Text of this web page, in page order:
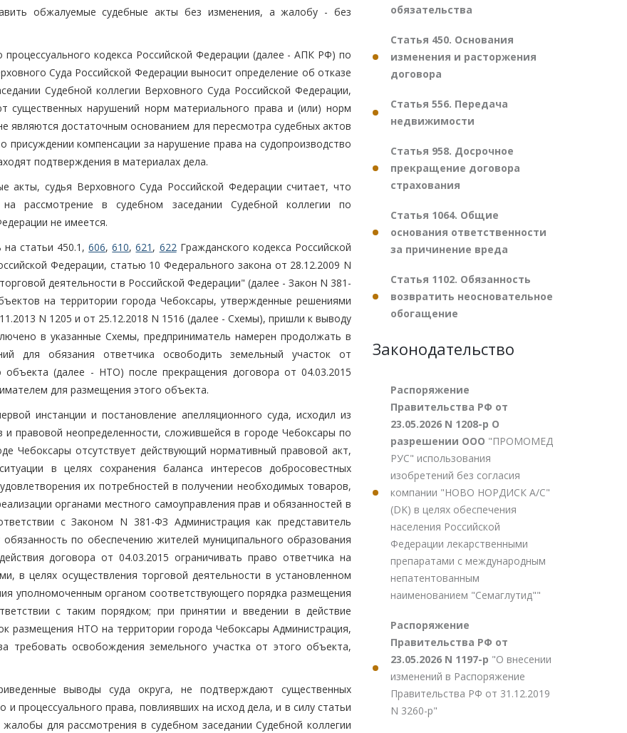
обжалуемые судебные акты без изменения, а жалобу - без
кодекса Российской Федерации (далее - АПК РФ) по
Суда Российской Федерации выносит определение об отказе
Судебной коллегии Верховного Суда Российской Федерации,
нарушений норм материального права и (или) норм
являются достаточным основанием для пересмотра судебных актов
компенсации за нарушение права на судопроизводство
подтверждения в материалах дела.
судья Верховного Суда Российской Федерации считает, что
рассмотрение в судебном заседании Судебной коллегии по
не имеется.
на статьи 450.1,606,610,621 , 622Гражданского кодекса Российской
Федерации, статью 10 Федерального закона от 28.12.2009 N
деятельности в Российской Федерации" (далее - Закон N 381-
на территории города Чебоксары, утвержденные решениями
N 1205 и от 25.12.2018 N 1516 (далее - Схемы), пришли к выводу
в указанные Схемы, предприниматель намерен продолжать в
для обязания ответчика освободить земельный участок от
объекта (далее - НТО) после прекращения договора от 04.03.2015
для размещения этого объекта.
инстанции и постановление апелляционного суда, исходил из
правовой неопределенности, сложившейся в городе Чебоксары по
Чебоксары отсутствует действующий нормативный правовой акт,
в целях сохранения баланса интересов добросовестных
их потребностей в получении необходимых товаров,
органами местного самоуправления прав и обязанностей в
с Законом N 381-ФЗ Администрация как представитель
по обеспечению жителей муниципального образования
договора от 04.03.2015 ограничивать право ответчика на
в целях осуществления торговой деятельности в установленном
уполномоченным органом соответствующего порядка размещения
с таким порядком; при принятии и введении в действие
размещения НТО на территории города Чебоксары Администрация,
требовать освобождения земельного участка от этого объекта,
выводы суда округа, не подтверждают существенных
процессуального права, повлиявших на исход дела, и в силу статьи
для рассмотрения в судебном заседании Судебной коллегии
обязательства
Статья 450. Основания
изменения и расторжения
договора
Статья 556. Передача
недвижимости
Статья 958. Досрочное
прекращение договора
страхования
Статья 1064. Общие
основания ответственности
за причинение вреда
Статья 1102. Обязанность
возвратить неосновательное
обогащение
Законодательство
Распоряжение
Правительства РФ от
23.05.2026 N 1208-р О
разрешении ООО "ПРОМОМЕД
РУС" использования
изобретений без согласия
компании "НОВО НОРДИСК А/С"
(DK) в целях обеспечения
населения Российской
Федерации лекарственными
препаратами с международным
непатентованным
наименованием "Семаглутид""
Распоряжение
Правительства РФ от
23.05.2026 N 1197-р "О внесении
изменений в Распоряжение
Правительства РФ от 31.12.2019
N 3260-р"